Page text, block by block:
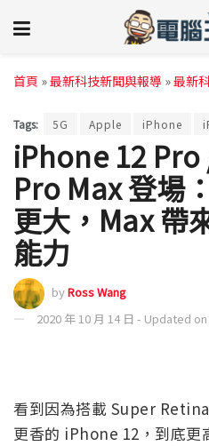
首頁 »最新科技新聞與報導 »最新
Tags: 5G Apple iPhone
iPhone 12
Pro Max 登場
更大，Max 帶
能力
byRoss Wang
2020 年 10 月 14 日 - Updated
看到因為搭載 Super
更香的 iPhone 12，到底更